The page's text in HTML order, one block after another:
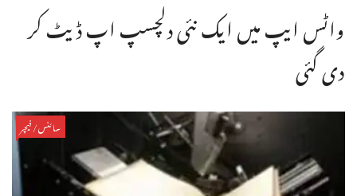
واٹس ایپ میں ایک نئی دلچسپ اپ ڈیٹ کر
دی گئی
سائنس/فیچر